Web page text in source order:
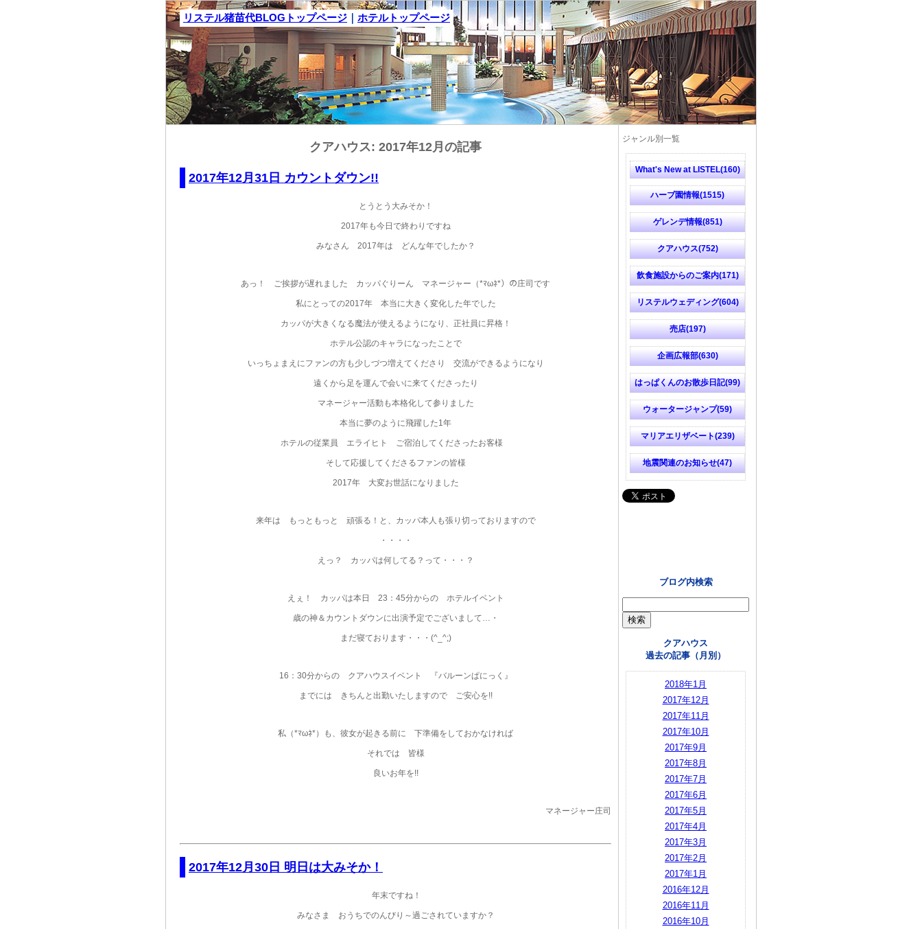
リステル猪苗代BLOGトップページ ｜ ホテルトップページ
ジャンル別一覧
What's New at LISTEL(160)
ハーブ園情報(1515)
ゲレンデ情報(851)
クアハウス(752)
飲食施設からのご案内(171)
リステルウェディング(604)
売店(197)
企画広報部(630)
はっぱくんのお散歩日記(99)
ウォータージャンプ(59)
マリアエリザベート(239)
地震関連のお知らせ(47)
ブログ内検索
クアハウス
過去の記事（月別）
2018年1月
2017年12月
2017年11月
2017年10月
2017年9月
2017年8月
2017年7月
2017年6月
2017年5月
2017年4月
2017年3月
2017年2月
2017年1月
2016年12月
2016年11月
2016年10月
クアハウス: 2017年12月の記事
2017年12月31日 カウントダウン!!
とうとう大みそか！
2017年も今日で終わりですね
みなさん 2017年は どんな年でしたか？
あっ！ ご挨拶が遅れました カッパぐりーん マネージャー（*ﾏωﾈ*）の庄司です
私にとっての2017年 本当に大きく変化した年でした
カッパが大きくなる魔法が使えるようになり、正社員に昇格！
ホテル公認のキャラになったことで
いっちょまえにファンの方も少しづつ増えてくださり 交流ができるようになり
遠くから足を運んで会いに来てくださったり
マネージャー活動も本格化して参りました
本当に夢のように飛躍した1年
ホテルの従業員 エライヒト ご宿泊してくださったお客様
そして応援してくださるファンの皆様
2017年 大変お世話になりました
来年は もっともっと 頑張る！と、カッパ本人も張り切っておりますので
・・・・
えっ？ カッパは何してる？って・・・？
えぇ！ カッパは本日 23：45分からの ホテルイベント
歳の神＆カウントダウンに出演予定でございまして…・
まだ寝ております・・・(^_^;)
16：30分からの クアハウスイベント 『バルーンぱにっく』
までには きちんと出勤いたしますので ご安心を!!
私（*ﾏωﾈ*）も、彼女が起きる前に 下準備をしておかなければ
それでは 皆様
良いお年を!!
マネージャー庄司
2017年12月30日 明日は大みそか！
年末ですね！
みなさま おうちでのんびり～過ごされていますか？